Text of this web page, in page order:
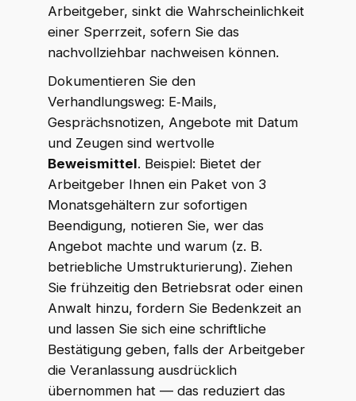
Arbeitgeber, sinkt die Wahrscheinlichkeit
einer Sperrzeit, sofern Sie das
nachvollziehbar nachweisen können.
Dokumentieren Sie den
Verhandlungsweg: E‑Mails,
Gesprächsnotizen, Angebote mit Datum
und Zeugen sind wertvolle
Beweismittel. Beispiel: Bietet der
Arbeitgeber Ihnen ein Paket von 3
Monatsgehältern zur sofortigen
Beendigung, notieren Sie, wer das
Angebot machte und warum (z. B.
betriebliche Umstrukturierung). Ziehen
Sie frühzeitig den Betriebsrat oder einen
Anwalt hinzu, fordern Sie Bedenkzeit an
und lassen Sie sich eine schriftliche
Bestätigung geben, falls der Arbeitgeber
die Veranlassung ausdrücklich
übernommen hat — das reduziert das